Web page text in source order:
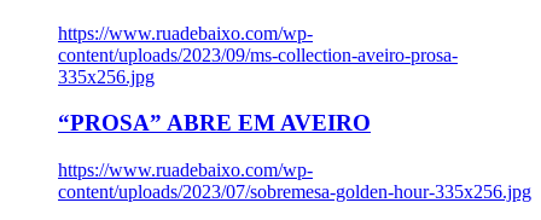
https://www.ruadebaixo.com/wp-
content/uploads/2023/09/ms-collection-aveiro-prosa-
335x256.jpg
“PROSA” ABRE EM AVEIRO
https://www.ruadebaixo.com/wp-
content/uploads/2023/07/sobremesa-golden-hour-335x256.jpg